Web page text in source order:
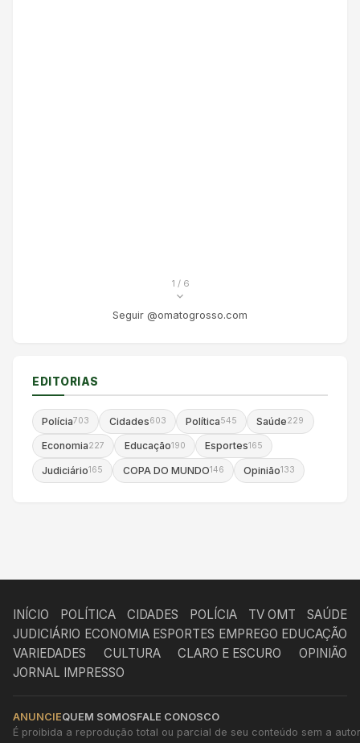
1 / 6
Seguir @omatogrosso.com
EDITORIAS
Polícia703 Cidades603 Política545 Saúde229
Economia227 Educação190 Esportes165
Judiciário165 COPA DO MUNDO146 Opinião133
INÍCIO POLÍTICA CIDADES POLÍCIA TV OMT
SAÚDE
JUDICIÁRIO ECONOMIA ESPORTES EMPREGO EDUCAÇÃO
VARIEDADES
CULTURA CLARO E ESCURO
OPINIÃO
JORNAL IMPRESSO
ANUNCIEQUEM SOMOSFALE CONOSCO
É proibida a reprodução total ou parcial de seu conteúdo sem a